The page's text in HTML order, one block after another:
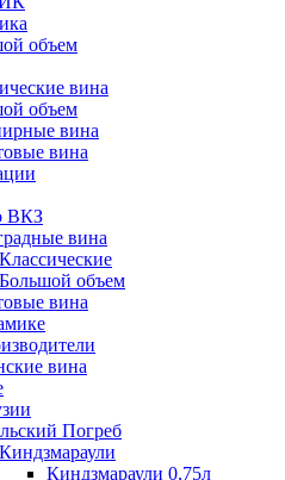
объем
вина
объем
вина
вина
ВКЗ
вина
Классические
Большой объем
вина
вина
Погреб
Киндзмараули
Киндзмараули 0,75л